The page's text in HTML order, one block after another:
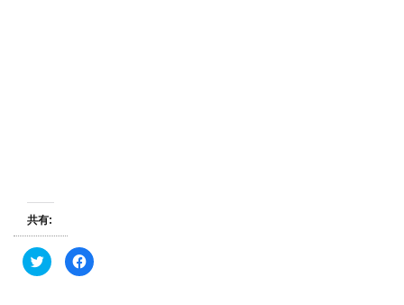
共有:
ク
リ
F
a